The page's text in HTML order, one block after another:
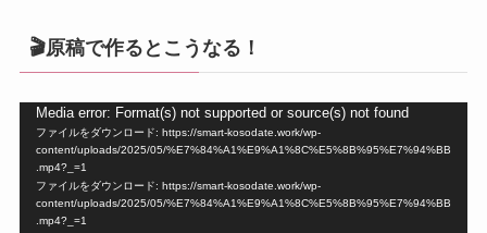
🎬原稿で作るとこうなる！
Media error: Format(s) not supported or source(s) not found
ファイルをダウンロード: https://smart-kosodate.work/wp-
content/uploads/2025/05/%E7%84%A1%E9%A1%8C%E5%8B%95%E7%94%BB
.mp4?_=1
ファイルをダウンロード: https://smart-kosodate.work/wp-
content/uploads/2025/05/%E7%84%A1%E9%A1%8C%E5%8B%95%E7%94%BB
.mp4?_=1